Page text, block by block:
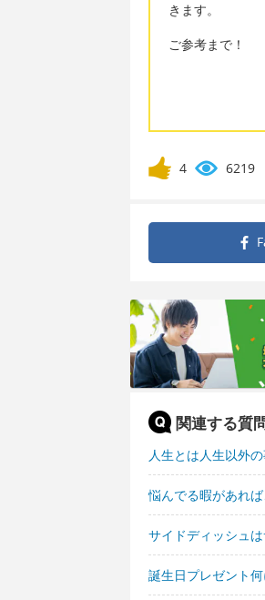
きます。
ご参考まで！
4 6219
関連する質
人生とは人生以外
悩んでる暇があれ
サイドディッシュ
誕生日プレゼント